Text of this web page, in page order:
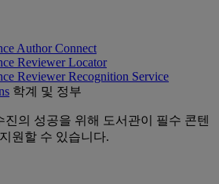
Author Connect
Reviewer Locator
Reviewer Recognition Service
학계 및 정부
진의 성공을 위해 도서관이 필수 콘텐
원할 수 있습니다.